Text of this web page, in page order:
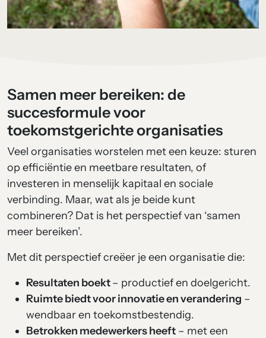
Samen meer bereiken: de
succesformule voor
toekomstgerichte organisaties
Veel organisaties worstelen met een keuze: sturen
op efficiëntie en meetbare resultaten, of
investeren in menselijk kapitaal en sociale
verbinding. Maar, wat als je beide kunt
combineren? Dat is het perspectief van ‘samen
meer bereiken’.
Met dit perspectief creëer je een organisatie die:
Resultaten boekt– productief en doelgericht.
Ruimte biedt voor innovatie en verandering –
wendbaar en toekomstbestendig.
Betrokken medewerkers heeft – met een